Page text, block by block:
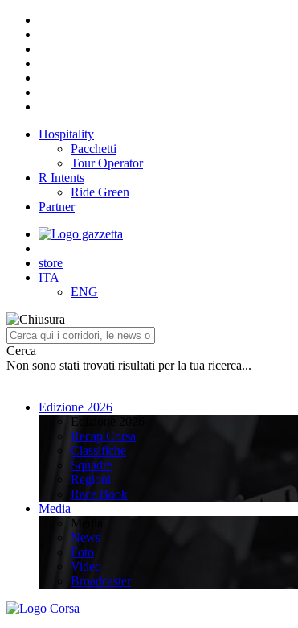
Hospitality
Pacchetti
Tour Operator
R Intents
Ride Green
Partner
store
ITA
ENG
Cerca
Non sono stati trovati risultati per la tua ricerca...
Edizione 2026
Edizione 2026
Recap Corsa
Classifiche
Squadre
Regioni
Race Book
Media
Media
News
Foto
Video
Broadcaster